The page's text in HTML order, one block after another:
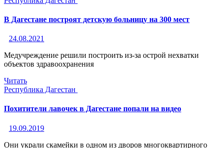
В Дагестане построят детскую больницу на 300 мест
24.08.2021
Медучреждение решили построить из-за острой нехватки
объектов здравоохранения
Читать
Республика Дагестан
Похитители лавочек в Дагестане попали на видео
19.09.2019
Они украли скамейки в одном из дворов многоквартирного